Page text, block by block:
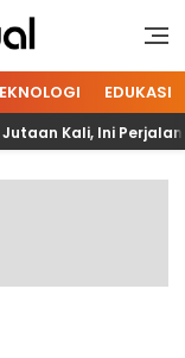
EDUKASI
Kali, Ini Perjalanan